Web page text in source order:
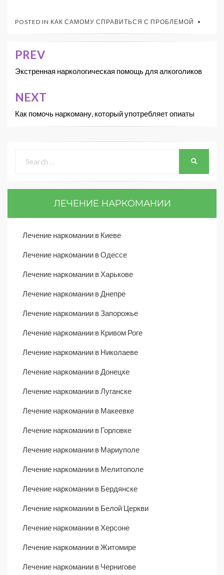
POSTED IN КАК САМОМУ СПРАВИТЬСЯ С ПРОБЛЕМОЙ
PREV
Экстренная наркологическая помощь для алкоголиков
NEXT
Как помочь наркоману, который употребляет опиаты
ЛЕЧЕНИЕ НАРКОМАНИИ
Лечение наркомании в Киеве
Лечение наркомании в Одессе
Лечение наркомании в Харькове
Лечение наркомании в Днепре
Лечение наркомании в Запорожье
Лечение наркомании в Кривом Роге
Лечение наркомании в Николаеве
Лечение наркомании в Донецке
Лечение наркомании в Луганске
Лечение наркомании в Макеевке
Лечение наркомании в Горловке
Лечение наркомании в Мариуполе
Лечение наркомании в Мелитополе
Лечение наркомании в Бердянске
Лечение наркомании в Белой Церкви
Лечение наркомании в Херсоне
Лечение наркомании в Житомире
Лечение наркомании в Чернигове